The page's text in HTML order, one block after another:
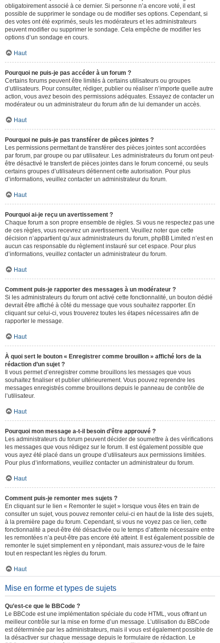
obligatoirement associé à ce dernier. Si personne n’a encore voté, il est
possible de supprimer le sondage ou de modifier ses options. Cependant, si
des votes ont été exprimés, seuls les modérateurs et les administrateurs
peuvent modifier ou supprimer le sondage. Cela empêche de modifier les
options d’un sondage en cours.
Haut
Pourquoi ne puis-je pas accéder à un forum ?
Certains forums peuvent être limités à certains utilisateurs ou groupes
d’utilisateurs. Pour consulter, rédiger, publier ou réaliser n’importe quelle autre
action, vous avez besoin des permissions adéquates. Essayez de contacter un
modérateur ou un administrateur du forum afin de lui demander un accès.
Haut
Pourquoi ne puis-je pas transférer de pièces jointes ?
Les permissions permettant de transférer des pièces jointes sont accordées
par forum, par groupe ou par utilisateur. Les administrateurs du forum ont peut-
être désactivé le transfert de pièces jointes dans le forum concerné, ou seuls
certains groupes d’utilisateurs détiennent cette autorisation. Pour plus
d’informations, veuillez contacter un administrateur du forum.
Haut
Pourquoi ai-je reçu un avertissement ?
Chaque forum a son propre ensemble de règles. Si vous ne respectez pas une
de ces règles, vous recevrez un avertissement. Veuillez noter que cette
décision n’appartient qu’aux administrateurs du forum, phpBB Limited n’est en
aucun cas responsable du règlement instauré sur cet espace. Pour plus
d’informations, veuillez contacter un administrateur du forum.
Haut
Comment puis-je rapporter des messages à un modérateur ?
Si les administrateurs du forum ont activé cette fonctionnalité, un bouton dédié
devrait être affiché à côté du message que vous souhaitez rapporter. En
cliquant sur celui-ci, vous trouverez toutes les étapes nécessaires afin de
rapporter le message.
Haut
À quoi sert le bouton « Enregistrer comme brouillon » affiché lors de la
rédaction d’un sujet ?
Il vous permet d’enregistrer comme brouillons les messages que vous
souhaitez finaliser et publier ultérieurement. Vous pouvez reprendre les
messages enregistrés comme brouillons depuis le panneau de contrôle de
l’utilisateur.
Haut
Pourquoi mon message a-t-il besoin d’être approuvé ?
Les administrateurs du forum peuvent décider de soumettre à des vérifications
les messages que vous rédigez sur le forum. Il est également possible que
vous ayez été placé dans un groupe d’utilisateurs aux permissions limitées.
Pour plus d’informations, veuillez contacter un administrateur du forum.
Haut
Comment puis-je remonter mes sujets ?
En cliquant sur le lien « Remonter le sujet » lorsque vous êtes en train de
consulter un sujet, vous pouvez remonter celui-ci en haut de la liste des sujets,
à la première page du forum. Cependant, si vous ne voyez pas ce lien, cette
fonctionnalité a peut-être été désactivée ou le temps d’attente nécessaire entre
les remontées n’a peut-être pas encore été atteint. Il est également possible de
remonter le sujet simplement en y répondant, mais assurez-vous de le faire
tout en respectant les règles du forum.
Haut
Mise en forme et types de sujets
Qu’est-ce que le BBCode ?
Le BBCode est une implémentation spéciale du code HTML, vous offrant un
meilleur contrôle sur la mise en forme d’un message. L’utilisation du BBCode
est déterminée par les administrateurs, mais il vous est également possible de
la désactiver sur chaque message depuis le formulaire de rédaction. Le